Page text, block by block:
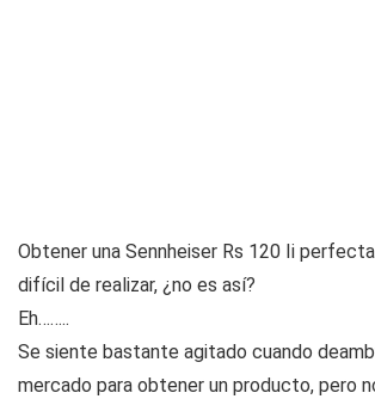
Obtener una Sennheiser Rs 120 Ii
difícil de realizar, ¿no es así?
Eh……..
Se siente bastante agitado cuando
mercado para obtener un producto, pero